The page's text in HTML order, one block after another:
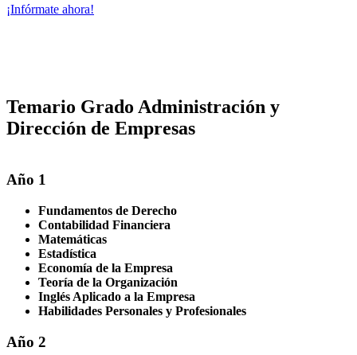
¡Infórmate ahora!
Temario Grado Administración y
Dirección de Empresas
Año 1
Fundamentos de Derecho
Contabilidad Financiera
Matemáticas
Estadística
Economía de la Empresa
Teoría de la Organización
Inglés Aplicado a la Empresa
Habilidades Personales y Profesionales
Año 2